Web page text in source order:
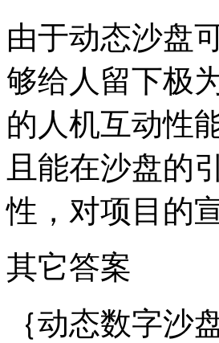
由于动态沙盘
够给人留下极
的人机互动性
且能在沙盘的
性，对项目的
其它答案
｛动态数字沙